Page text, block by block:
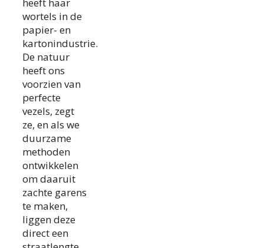
wortels in de
papier- en
kartonindustrie.
De natuur
heeft ons
voorzien van
perfecte
vezels, zegt
ze, en als we
duurzame
methoden
ontwikkelen
om daaruit
zachte garens
te maken,
liggen deze
direct een